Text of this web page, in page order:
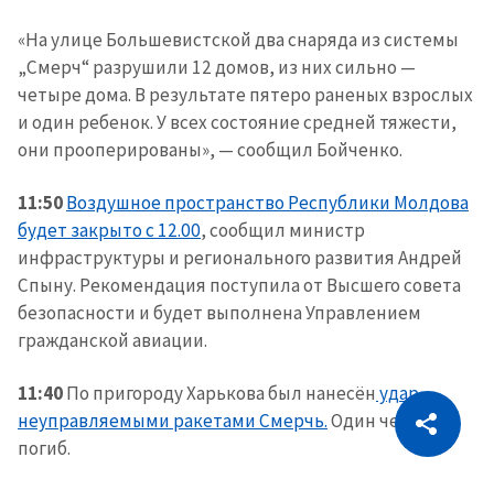
Скопировать ссылку
«На улице Большевистской два снаряда из системы
„Смерч“ разрушили 12 домов, из них сильно —
четыре дома. В результате пятеро раненых взрослых
и один ребенок. У всех состояние средней тяжести,
они прооперированы», — сообщил Бойченко.
11:50Воздушное пространство Республики Молдова
будет закрыто с 12.00, сообщил министр
инфраструктуры и регионального развития Андрей
Спыну. Рекомендация поступила от Высшего совета
безопасности и будет выполнена Управлением
гражданской авиации.
11:40По пригороду Харькова был нанесён удар
неуправляемыми ракетами Смерчь.Один человек
погиб.
Citește articolul
CITEȘTE